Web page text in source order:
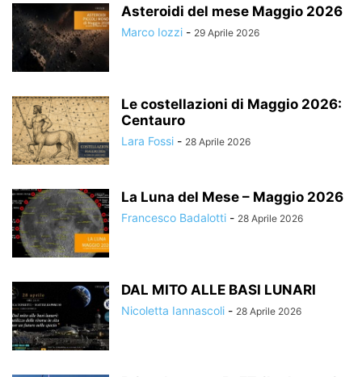
Asteroidi del mese Maggio 2026
Marco Iozzi - 29 Aprile 2026
Le costellazioni di Maggio 2026:
Centauro
Lara Fossi - 28 Aprile 2026
La Luna del Mese – Maggio 2026
Francesco Badalotti - 28 Aprile 2026
DAL MITO ALLE BASI LUNARI
Nicoletta Iannascoli - 28 Aprile 2026